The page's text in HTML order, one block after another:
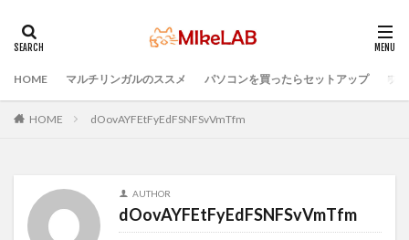
HOME マルチリンガルのススメ パソコンを買ったらセットアップ プ
HOME dOovAYFEtFyEdFSNFSvVmTfm
AUTHOR
dOovAYFEtFyEdFSNFSvVmTfm
タグ
Visual Studio Code LAN IDE
ブラインドタッチ
プログラミング準備